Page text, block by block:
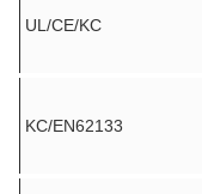
UL/CE/KC
KC/EN62133